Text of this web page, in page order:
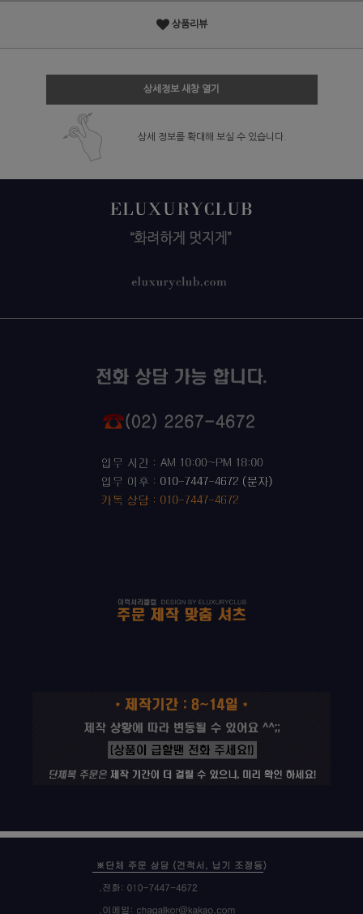
상품리뷰
상세정보 새창 열기
상세 정보를 확대해 보실 수 있습니다.